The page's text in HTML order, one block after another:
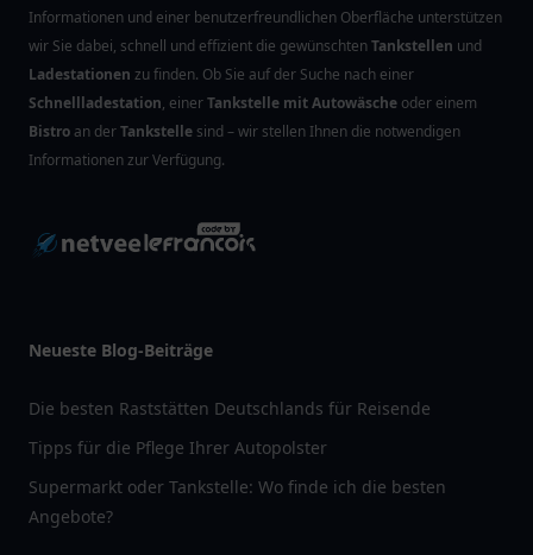
Informationen und einer benutzerfreundlichen Oberfläche unterstützen
wir Sie dabei, schnell und effizient die gewünschtenTankstellen und
Ladestationen zu finden. Ob Sie auf der Suche nach einer
Schnellladestation, einerTankstelle mit Autowäsche oder einem
Bistro an derTankstelle sind – wir stellen Ihnen die notwendigen
Informationen zur Verfügung.
Neueste Blog-Beiträge
Die besten Raststätten Deutschlands für Reisende
Tipps für die Pflege Ihrer Autopolster
Supermarkt oder Tankstelle: Wo finde ich die besten
Angebote?